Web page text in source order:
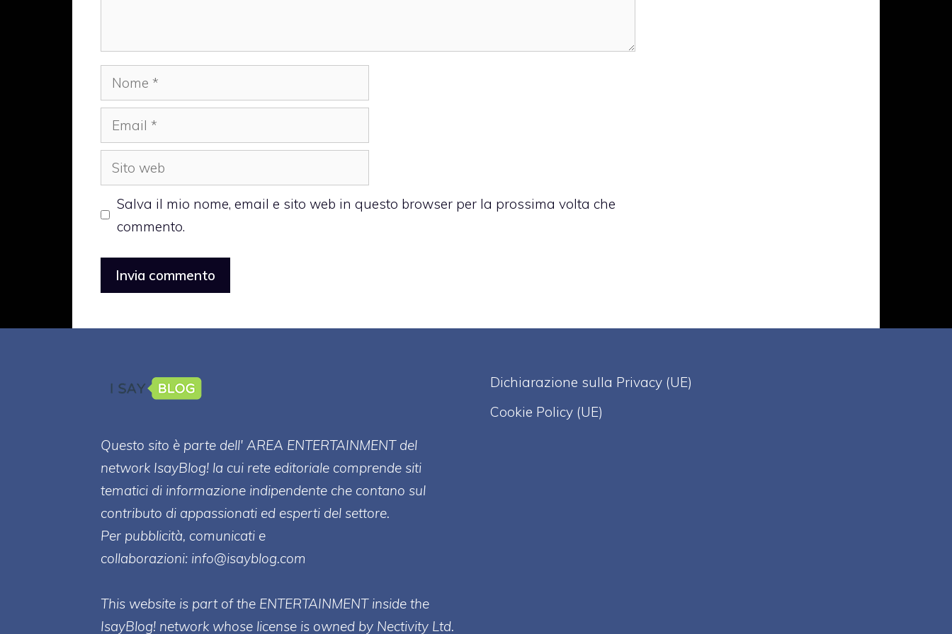
Nome
Email
Sito
web
Salva il mio nome, email e sito web in questo browser per la prossima volta che
commento.
Questo sito è parte dell' AREA ENTERTAINMENT del
network IsayBlog! la cui rete editoriale comprende siti
tematici di informazione indipendente che contano sul
contributo di appassionati ed esperti del settore.
Per pubblicità, comunicati e
collaborazioni: info@isayblog.com
This website is part of the ENTERTAINMENT inside the
IsayBlog! network whose license is owned by Nectivity Ltd.
Dichiarazione sulla Privacy (UE)
Cookie Policy (UE)